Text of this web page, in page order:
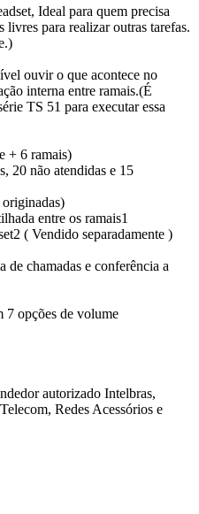
Ideal para quem precisa
livres para realizar outras tarefas.
ouvir o que acontece no
interna entre ramais.(É
TS 51 para executar essa
+ 6 ramais)
20 não atendidas e 15
entre os ramais1
( Vendido separadamente )
de chamadas e conferência a
7 opções de volume
autorizado Intelbras,
Redes Acessórios e